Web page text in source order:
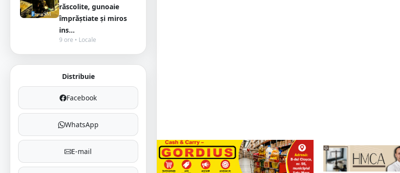
răscolite, gunoaie
împrăștiate și miros
ins...
9 ore • Locale
Distribuie
Facebook
WhatsApp
E-mail